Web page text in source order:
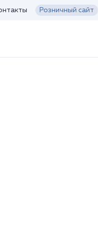
Розничный сайт